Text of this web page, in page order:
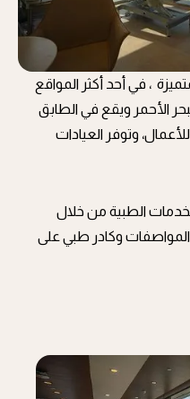
، في أحد أكثر المواقع
الأحمر ويقع في الطابق
وتوفر العيادات
الخدمات الطبية من خلال
المواصفات وكادر طبي على